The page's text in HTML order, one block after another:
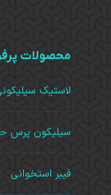
محصولات
لاستیک
سیلیکون پرس
فیبر استخوانی